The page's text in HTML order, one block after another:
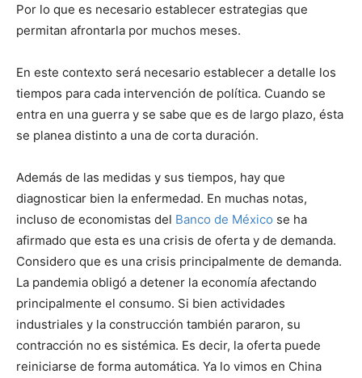
Por lo que es necesario establecer estrategias que
permitan afrontarla por muchos meses.
En este contexto será necesario establecer a detalle los
tiempos para cada intervención de política. Cuando se
entra en una guerra y se sabe que es de largo plazo, ésta
se planea distinto a una de corta duración.
Además de las medidas y sus tiempos, hay que
diagnosticar bien la enfermedad. En muchas notas,
incluso de economistas del Banco de México se ha
afirmado que esta es una crisis de oferta y de demanda.
Considero que es una crisis principalmente de demanda.
La pandemia obligó a detener la economía afectando
principalmente el consumo. Si bien actividades
industriales y la construcción también pararon, su
contracción no es sistémica. Es decir, la oferta puede
reiniciarse de forma automática. Ya lo vimos en China